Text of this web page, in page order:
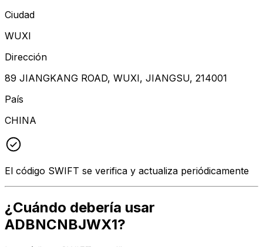
Ciudad
WUXI
Dirección
89 JIANGKANG ROAD, WUXI, JIANGSU, 214001
País
CHINA
El código SWIFT se verifica y actualiza periódicamente
¿Cuándo debería usar
ADBNCNBJWX1?